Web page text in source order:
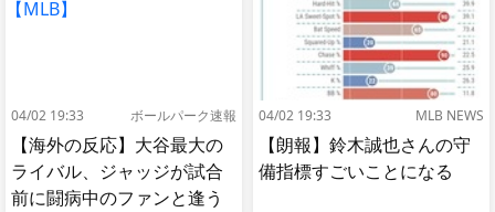
04/02 19:33 ボールパーク速報
【海外の反応】大谷最大の
ライバル、ジャッジが試合
前に闘病中のファンと逢う
04/02 19:33 MLB NEWS
【朗報】鈴木誠也さんの守
備指標すごいことになる